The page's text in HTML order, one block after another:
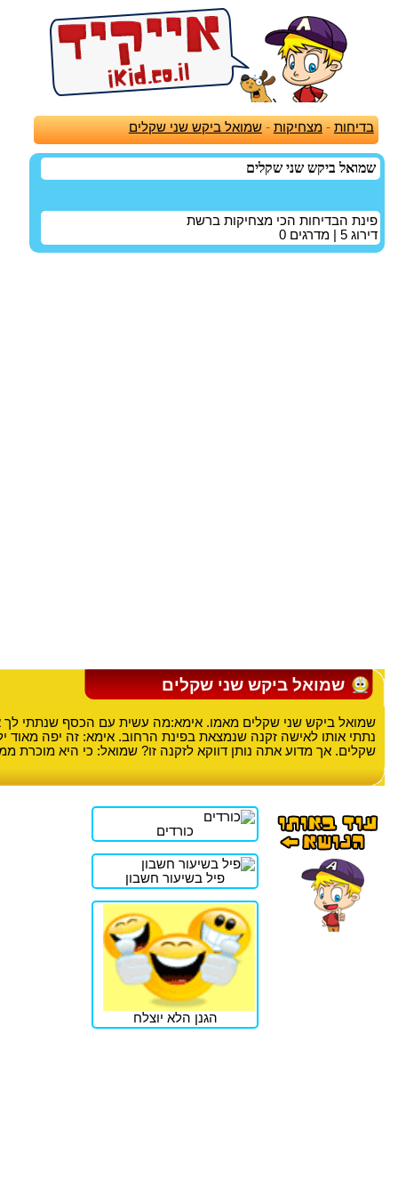
בדיחות -מצחיקות -שמואל ביקש שני שקלים
שמואל ביקש שני שקלים
פינת הבדיחות הכי מצחיקות ברשת
דירוג 5 | מדרגים 0
שמואל ביקש שני שקלים
שמואל ביקש שני שקלים מאמו. אימא:מה עשית עם הכסף שנתתי לך
נתתי אותו לאישה זקנה שנמצאת בפינת הרחוב. אימא: זה יפה מאוד
שקלים. אך מדוע אתה נותן דווקא לזקנה זו? שמואל: כי היא מוכרת
כורדים
פיל בשיעור חשבון
הגנן הלא יוצלח